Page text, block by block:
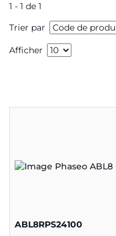
1 - 1 de 1
Trier par
Afficher
ABL8RPS24100